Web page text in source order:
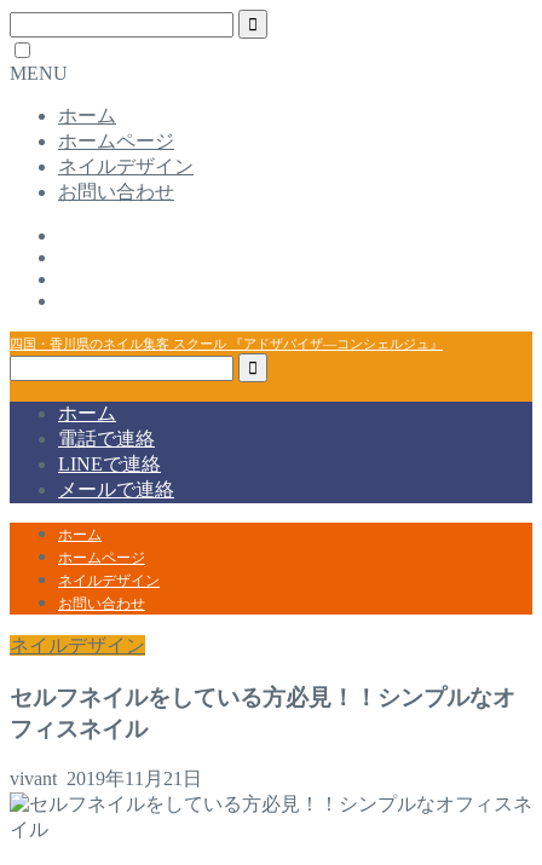
MENU
ホーム
ホームページ
ネイルデザイン
お問い合わせ
四国・香川県のネイル集客 スクール 『アドザバイザ―コンシェルジュ』
ホーム
電話で連絡
LINEで連絡
メールで連絡
ホーム
ホームページ
ネイルデザイン
お問い合わせ
ネイルデザイン
セルフネイルをしている方必見！！シンプルなオ
フィスネイル
vivant 2019年11月21日